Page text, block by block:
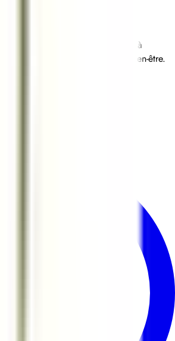
d’évolution en France et à
élargi, avec accès gratuit à
de santé et de bien-être.
André